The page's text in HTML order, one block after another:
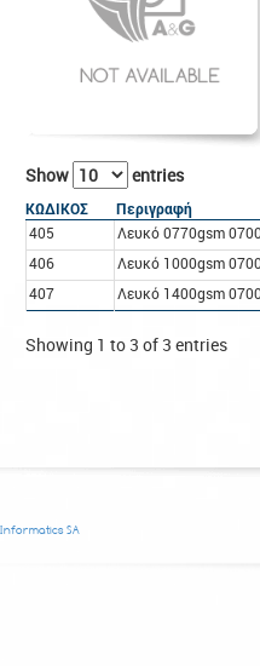
Show entries
ΚΩΔΙΚΟΣ
Περιγραφή
405
Λευκό 0770gsm
406
Λευκό 1000gsm
407
Λευκό 1400gsm
Showing 1 to 3 of 3 entries
SA